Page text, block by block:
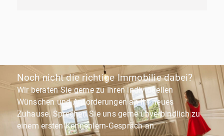
Noch nicht die richtige Immobilie dabei?
Wir beraten Sie gerne zu Ihren individuellen
Wünschen und Anforderungen an Ihr neues
Zuhause. Sprechen Sie uns gerne unverbindlich zu
einem ersten Kennenlern-Gespräch an.